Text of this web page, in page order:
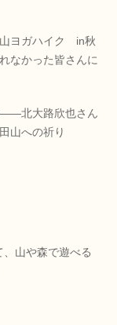
ヨガハイク in秋
なかった皆さんに
――北大路欣也さん
山への祈り
、山や森で遊べる